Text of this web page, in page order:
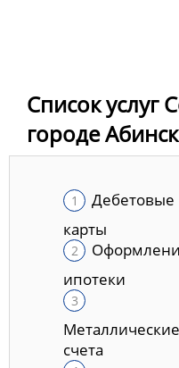
Список услуг
городе Абинск
Дебетовые
карты
ипотеки
Металлические
счета